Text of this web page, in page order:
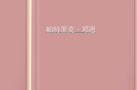
帕特里克・邓恩